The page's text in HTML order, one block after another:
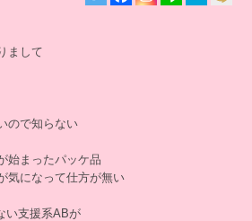
まして
ので知らない
始まったパッケ品
気になって仕方が無い
い支援系ABが